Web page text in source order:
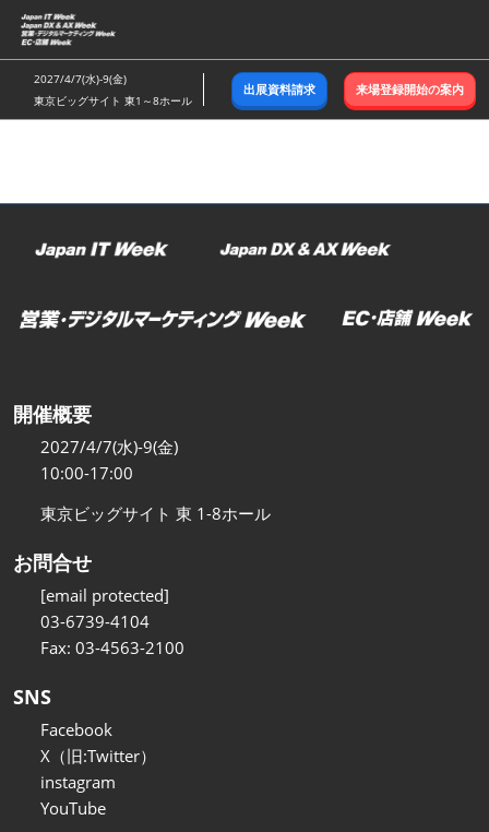
ス
キ
ッ
し
む
2027/4/7(水)-9(金)
東京ビッグサイト 東1～8ホール
出展資料請求 来場登録開始の案内
開催概要
2027/4/7(水)-9(金)
10:00-17:00
東京ビッグサイト 東 1-8ホール
お問合せ
[email protected]
03-6739-4104
Fax: 03-4563-2100
SNS
Facebook
X（旧:Twitter）
instagram
YouTube